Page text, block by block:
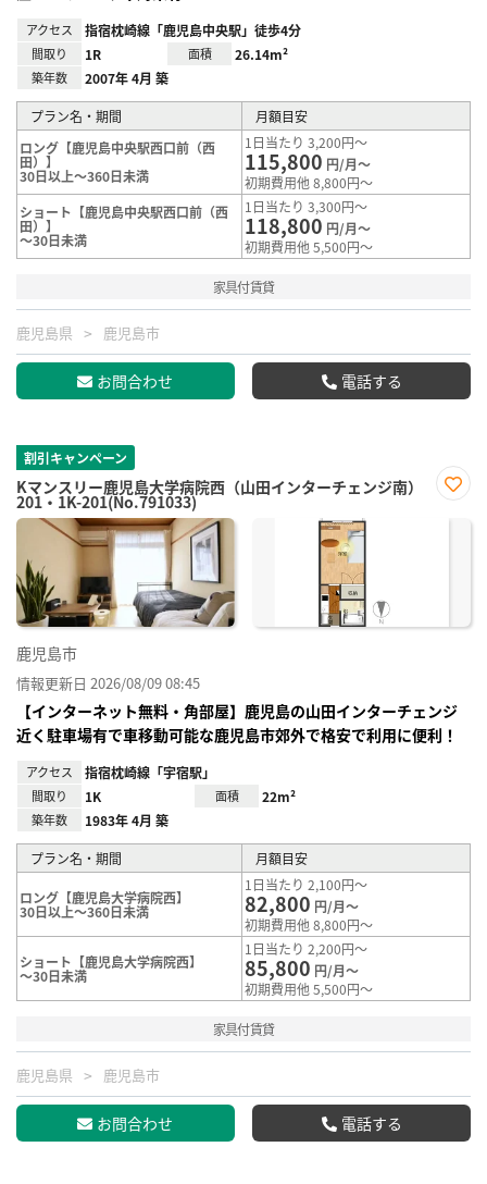
アクセス 指宿枕崎線「鹿児島中央駅」徒歩4分
間取り 1R 面積 26.14m²
築年数 2007年 4月 築
プラン名・期間
月額目安
ロング【鹿児島中央駅西口前（西
田）】
30日以上～360日未満
1日当たり 3,200円～
115,800 円/月～
初期費用他 8,800円～
ショート【鹿児島中央駅西口前（西
田）】
～30日未満
1日当たり 3,300円～
118,800 円/月～
初期費用他 5,500円～
家具付賃貸
鹿児島県 鹿児島市
お問合わせ 電話する
割引キャンペーン
Kマンスリー鹿児島大学病院西（山田インターチェンジ南）
201・1K-201(No.791033)
に入
鹿児島市
情報更新日 2026/08/09 08:45
【インターネット無料・角部屋】鹿児島の山田インターチェンジ
近く駐車場有で車移動可能な鹿児島市郊外で格安で利用に便利！
アクセス 指宿枕崎線「宇宿駅」
間取り 1K 面積 22m²
築年数 1983年 4月 築
プラン名・期間 月額目安
ロング【鹿児島大学病院西】
30日以上～360日未満
1日当たり 2,100円～
82,800 円/月～
初期費用他 8,800円～
ショート【鹿児島大学病院西】
～30日未満
1日当たり 2,200円～
85,800 円/月～
初期費用他 5,500円～
家具付賃貸
鹿児島県 鹿児島市
お問合わせ 電話する